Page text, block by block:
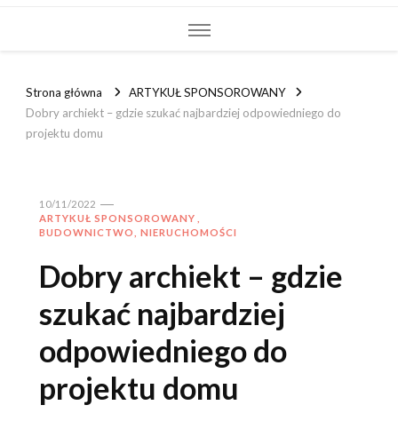
Strona główna
ARTYKUŁ SPONSOROWANY
Dobry archiekt – gdzie szukać najbardziej odpowiedniego do
projektu domu
10/11/2022
ARTYKUŁ SPONSOROWANY
BUDOWNICTWO, NIERUCHOMOŚCI
Dobry archiekt – gdzie
szukać najbardziej
odpowiedniego do
projektu domu